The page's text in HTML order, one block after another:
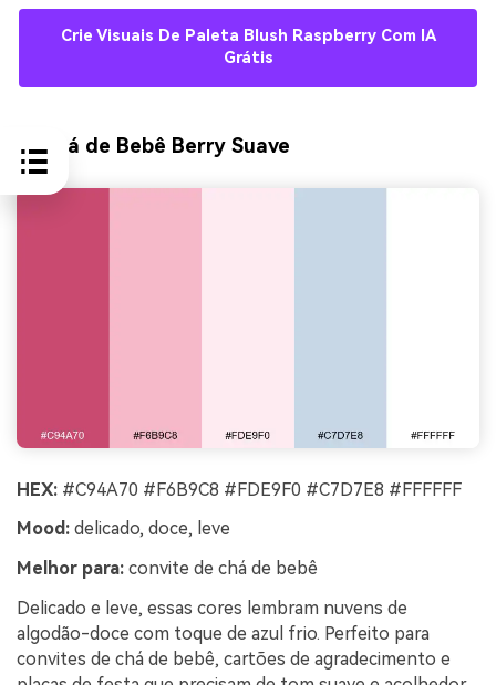
Crie Visuais De Paleta Blush Raspberry Com IA
Grátis
9) Chá de Bebê Berry Suave
HEX: #C94A70 #F6B9C8 #FDE9F0 #C7D7E8 #FFFFFF
Mood: delicado, doce, leve
Melhor para: convite de chá de bebê
Delicado e leve, essas cores lembram nuvens de
algodão-doce com toque de azul frio. Perfeito para
convites de chá de bebê, cartões de agradecimento e